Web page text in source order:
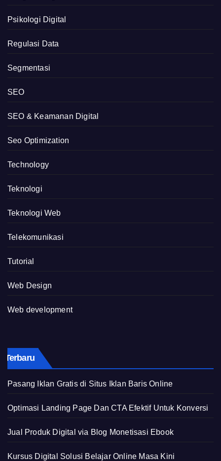
Psikologi Digital
Regulasi Data
Segmentasi
SEO
SEO & Keamanan Digital
Seo Optimization
Technology
Teknologi
Teknologi Web
Telekomunikasi
Tutorial
Web Design
Web development
Terbaru
Pasang Iklan Gratis di Situs Iklan Baris Online
Optimasi Landing Page Dan CTA Efektif Untuk Konversi
Jual Produk Digital via Blog Monetisasi Ebook
Kursus Digital Solusi Belajar Online Masa Kini